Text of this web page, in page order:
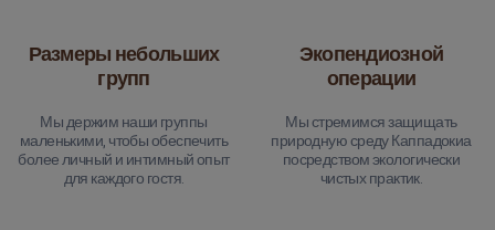
Размеры небольших
групп
Мы держим наши группы
маленькими, чтобы обеспечить
более личный и интимный опыт
для каждого гостя.
Экопендиозной
операции
Мы стремимся защищать
природную среду Каппадокиа
посредством экологически
чистых практик.